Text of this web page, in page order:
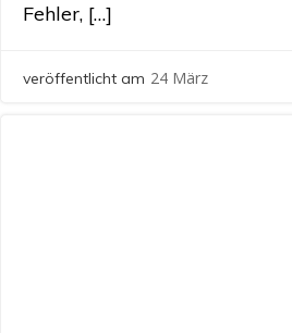
Fehler, […]
veröffentlicht am 24 März